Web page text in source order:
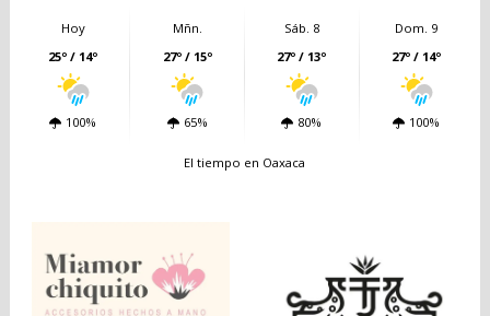
Hoy
25º / 14º
100%
Mñn.
27º / 15º
65%
Sáb. 8
27º / 13º
80%
Dom. 9
27º / 14º
100%
El tiempo en Oaxaca